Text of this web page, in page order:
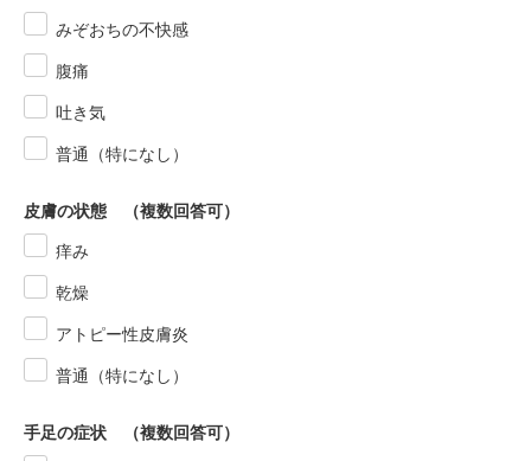
みぞおちの不快感
腹痛
吐き気
普通（特になし）
皮膚の状態 （複数回答可）
痒み
乾燥
アトピー性皮膚炎
普通（特になし）
手足の症状 （複数回答可）